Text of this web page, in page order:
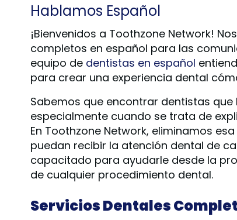
Hablamos Español
¡Bienvenidos a Toothzone Network!
completos en español para las
equipo de dentistas en español
para crear una experiencia dental
Sabemos que encontrar dentistas
especialmente cuando se trata de
En Toothzone Network, eliminamos
puedan recibir la atención dental de
capacitado para ayudarle desde la
de cualquier procedimiento dental.
Servicios Dentales